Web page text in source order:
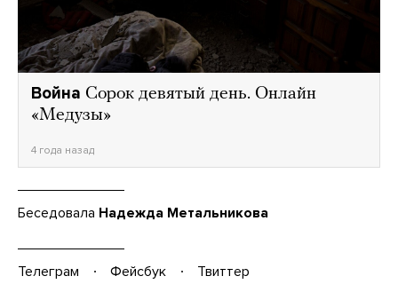
Война Сорок девятый день. Онлайн
«Медузы»
4 года назад
Беседовала Надежда Метальникова
Телеграм Фейсбук Твиттер